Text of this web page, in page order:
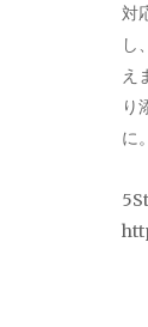
対
し
え
り
に。